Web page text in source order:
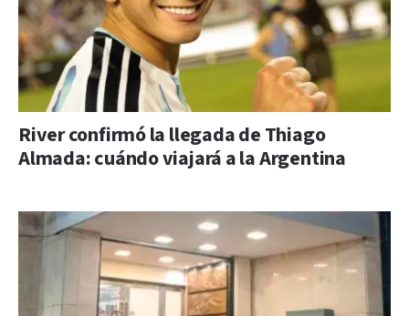
River confirmó la llegada de Thiago
Almada: cuándo viajará a la Argentina